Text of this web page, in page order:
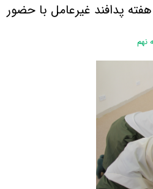
پدافند غیرعامل با حضور
نهم